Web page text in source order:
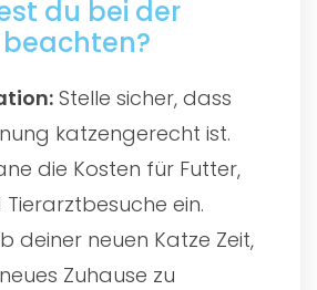
du bei der
Stelle sicher, dass
katzengerecht ist.
die Kosten für Futter,
ein.
deiner neuen Katze Zeit,
Zuhause zu